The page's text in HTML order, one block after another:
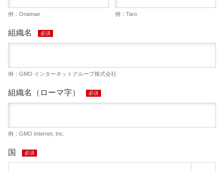
例：Onamae 例：Taro
組織名 必須
例：GMO インターネットグループ株式会社
組織名（ローマ字） 必須
例：GMO Internet, Inc.
国 必須